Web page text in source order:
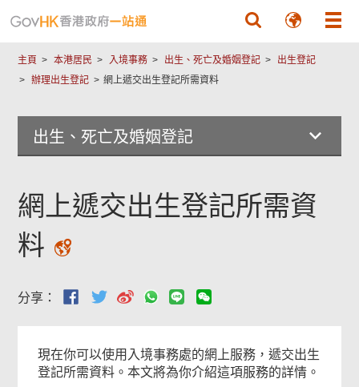
主頁 本港居民 入境事務 出生、死亡及婚姻登記
出生登記
辦理出生登記
網上遞交出生登記所需資料
出生、死亡及婚姻登記
網上遞交出生登記所需資
料
分享：
現在你可以使用入境事務處的網上服務，遞交出生
登記所需資料。本文將為你介紹這項服務的詳情。